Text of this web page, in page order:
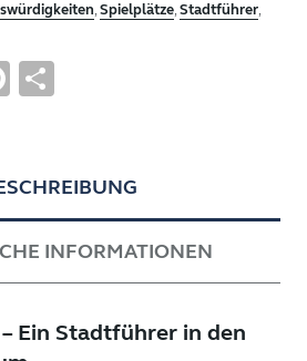
,Spielplätze,Stadtführer,
Pinterest
INFORMATIONEN
Ein Stadtführer in den